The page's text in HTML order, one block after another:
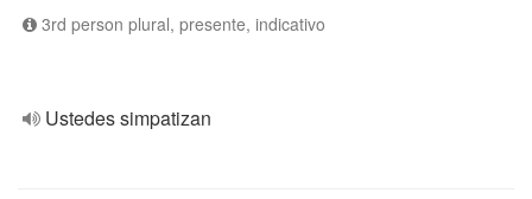
3rd person plural, presente, indicativo
Ustedes simpatizan